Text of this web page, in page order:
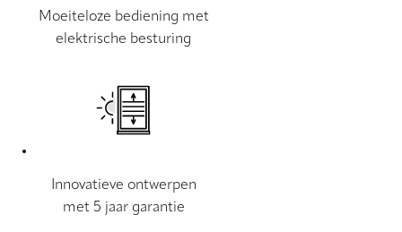
Moeiteloze bediening met
elektrische besturing
Innovatieve ontwerpen
met 5 jaar garantie